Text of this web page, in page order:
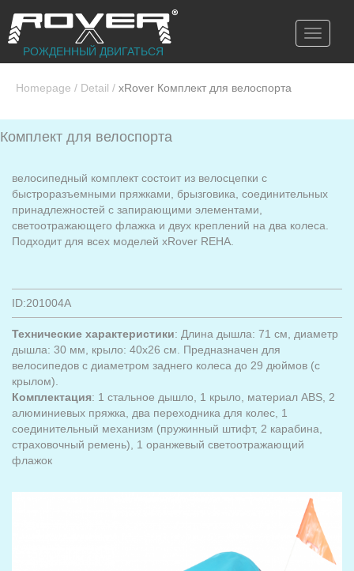
Toggle
РОЖДЕННЫЙ ДВИГАТЬСЯ
Homepage / Detail / xRover Комплект для велоспорта
Комплект для велоспорта
велосипедный комплект состоит из велосцепки с
быстроразъемными пряжками, брызговика, соединительных
принадлежностей с запирающими элементами,
светоотражающего флажка и двух креплений на два колеса.
Подходит для всех моделей xRover REHA.
ID:201004A
Технические характеристики: Длина дышла: 71 см, диаметр
дышла: 30 мм, крыло: 40x26 см. Предназначен для
велосипедов с диаметром заднего колеса до 29 дюймов (с
крылом).
Комплектация: 1 стальное дышло, 1 крыло, материал ABS, 2
алюминиевых пряжка, два переходника для колес, 1
соединительный механизм (пружинный штифт, 2 карабина,
страховочный ремень), 1 оранжевый светоотражающий
флажок